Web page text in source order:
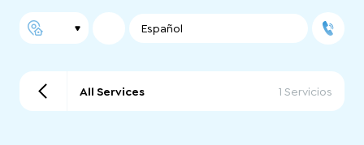
Español
All Services 1 Servicios